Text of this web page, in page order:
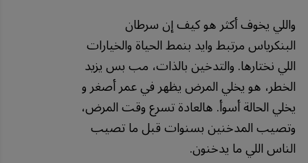
واللي يخوف أكثر هو كيف إن سرطان
البنكرياس مرتبط وايد بنمط الحياة والخيارات
اللي نختارها. والتدخين بالذات، مب بس يزيد
الخطر، هو يخلي المرض يظهر في عمر أصغر و
يخلي الحالة أسوأ. هالعادة تسرع وقت المرض،
وتصيب المدخنين بسنوات قبل ما تصيب
الناس اللي ما يدخنون.